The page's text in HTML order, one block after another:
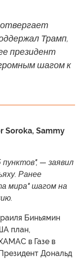
отвергает
Трамп,
президент
шагом к
Soroka, Sammy
— заявил
Ранее
мира" шагом на
Биньямин
план,
в Газе в
Дональд